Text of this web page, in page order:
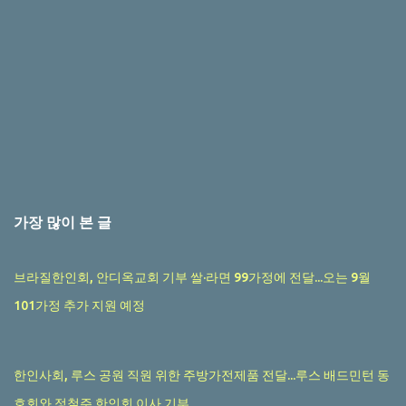
가장 많이 본 글
브라질한인회, 안디옥교회 기부 쌀·라면 99가정에 전달...오는 9월
101가정 추가 지원 예정
한인사회, 루스 공원 직원 위한 주방가전제품 전달...루스 배드민턴 동